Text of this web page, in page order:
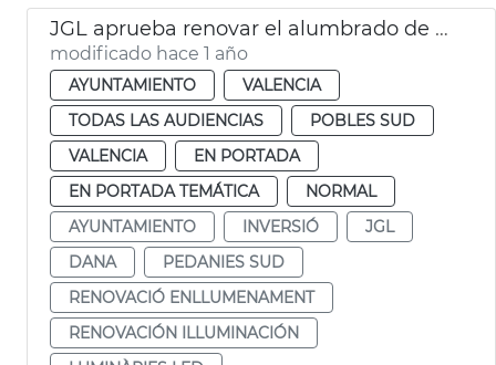
JGL aprueba renovar el alumbrado de pedanías afectadas dana
modificado hace 1 año
AYUNTAMIENTO
VALENCIA
TODAS LAS AUDIENCIAS
POBLES SUD
VALENCIA
EN PORTADA
EN PORTADA TEMÁTICA
NORMAL
AYUNTAMIENTO
INVERSIÓ
JGL
DANA
PEDANIES SUD
RENOVACIÓ ENLLUMENAMENT
RENOVACIÓN ILLUMINACIÓN